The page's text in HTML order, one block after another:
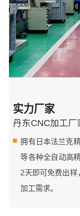
实力厂家
丹东CNC加工
拥有日本法兰克
等各种全自动高
2天即可免费出
加工需求。